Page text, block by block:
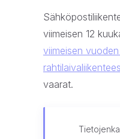
viimeisen 12
viimeisen
vaarat.